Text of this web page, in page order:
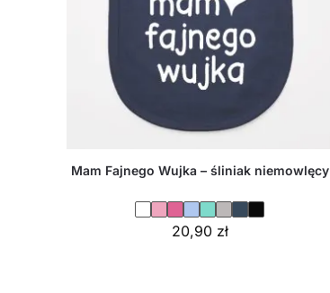
Mam Fajnego Wujka – śliniak niemowlęcy
20,90 zł